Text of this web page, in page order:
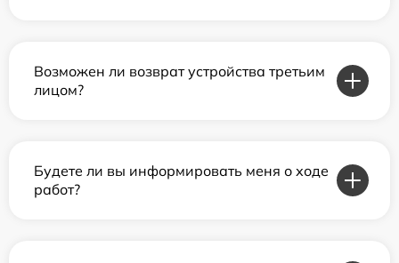
Возможен ли возврат устройства третьим
лицом?
Будете ли вы информировать меня о ходе
работ?